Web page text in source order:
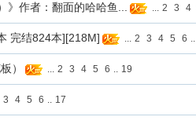
作者：翻面的哈哈鱼... ... 2 3 4
完结824本][218M] ... 2 3 4 5 6 ..
） ... 2 3 4 5 6 .. 19
3 4 5 6 .. 17